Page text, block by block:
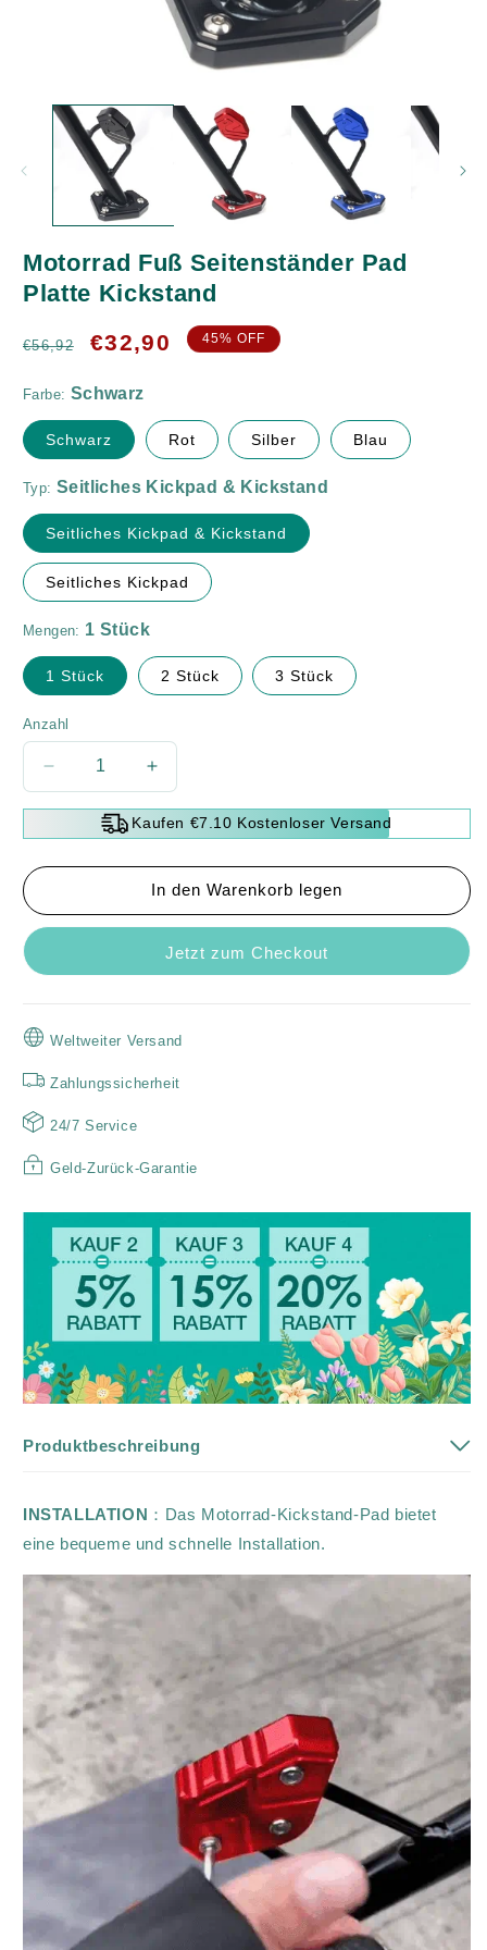
Motorrad Fuß Seitenständer Pad
Platte Kickstand
Normaler
€56,92 Verkaufspreis
€32,90 45% OFF
Farbe:
Schwarz Rot Silber Blau
Typ:
Seitliches Kickpad & Kickstand
Seitliches Kickpad & Kickstand
Seitliches Kickpad
Mengen:
1 Stück
1 Stück 2 Stück 3 Stück
Anzahl
Verringere
die
Menge
für
Motorrad
Seitenständer
Kickstand
Erhöhe
die
Menge
für
Motorrad
Fuß
Seitenständer
Platte
Kickstand
Kaufen €7.10 Kostenloser Versand
In den Warenkorb legen
Jetzt zum Checkout
Weltweiter Versand
Zahlungssicherheit
24/7 Service
Geld-Zurück-Garantie
Produktbeschreibung
INSTALLATION ：Das Motorrad-Kickstand-Pad bietet
eine bequeme und schnelle Installation.